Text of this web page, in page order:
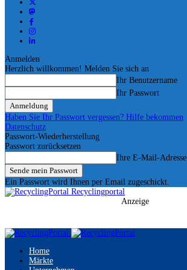
Anmelden
Herzlich willkommen! Melden Sie sich an
Ihr Benutzername
Ihr Passwort
Haben Sie Ihr Passwort vergessen? Hilfe bekommen
Datenschutz
Passwort-Wiederherstellung
Passwort zurücksetzen
Ihre E-Mail-Adresse
Ein Passwort wird Ihnen per Email zugeschickt.
Recyclingportal
Anzeige
Home
Märkte